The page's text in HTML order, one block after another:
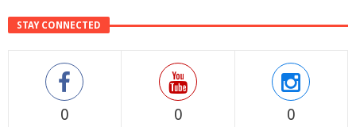
STAY CONNECTED
0 0 0